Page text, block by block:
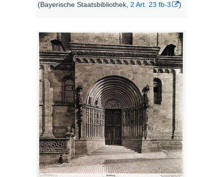
(Bayerische Staatsbibliothek, 2 Art. 23 fb-3 )